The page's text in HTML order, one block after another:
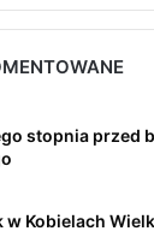
stopnia przed
Kobielach